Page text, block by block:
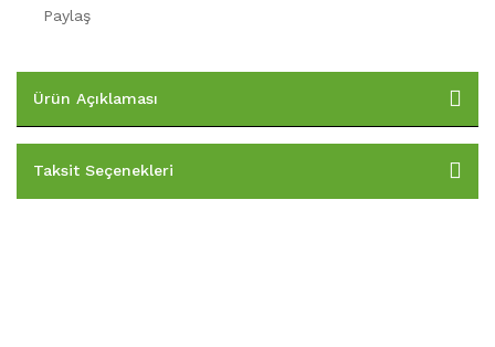
Paylaş
Ürün Açıklaması
Taksit Seçenekleri